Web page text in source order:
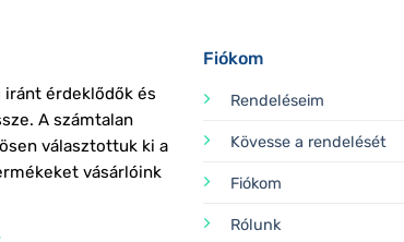
érdeklődők és
A számtalan
választottuk ki a
vásárlóink
Fiókom
Rendeléseim
Kövesse a rendelését
Fiókom
Rólunk